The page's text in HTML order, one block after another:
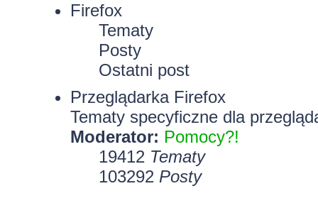
Firefox
Tematy
Posty
Ostatni post
Przeglądarka Firefox
Tematy specyficzne dla
Moderator: Pomocy?!
19412 Tematy
103292 Posty